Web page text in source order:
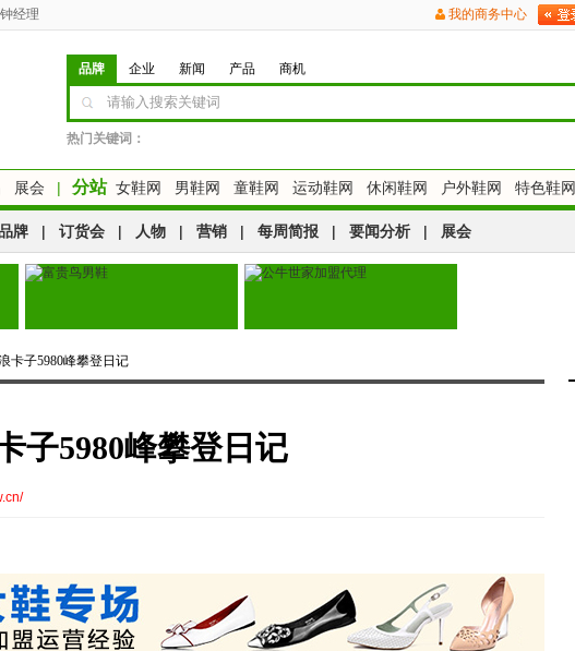
我的商务中心
钟经理
品牌 企业 新闻 产品 商机
热门关键词：
展会 | 分站 女鞋网 男鞋网 童鞋网 运动鞋网 休闲鞋网 户外鞋网 特色鞋网
牌 | 订货会 | 人物 | 营销 | 每周简报 | 要闻分析 | 展会
卡子5980峰攀登日记
子5980峰攀登日记